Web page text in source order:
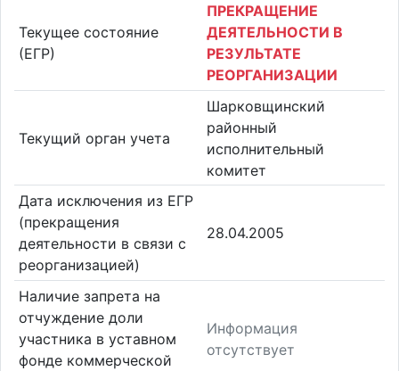
Текущее состояние
(ЕГР)
ПРЕКРАЩЕНИЕ
ДЕЯТЕЛЬНОСТИ В
РЕЗУЛЬТАТЕ
РЕОРГАНИЗАЦИИ
Текущий орган учета
Шарковщинский
районный
исполнительный
комитет
Дата исключения из ЕГР
(прекращения
деятельности в связи с
реорганизацией)
28.04.2005
Наличие запрета на
отчуждение доли
участника в уставном
фонде коммерческой
Информация
отсутствует